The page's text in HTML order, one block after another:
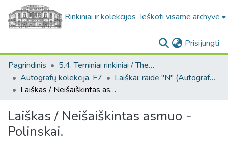
Rinkiniai ir kolekcijos Ieškoti visame archyve
Prisijungti
Pagrindinis
5.4. Teminiai rinkiniai / Thematic collections
Autografų kolekcija. F7
Laiškai: raidė "N" (Autografų kolekcija. F7)
Laiškas / Neišaiškintas asmuo - Polinskai.
Laiškas / Neišaiškintas asmuo -
Polinskai.